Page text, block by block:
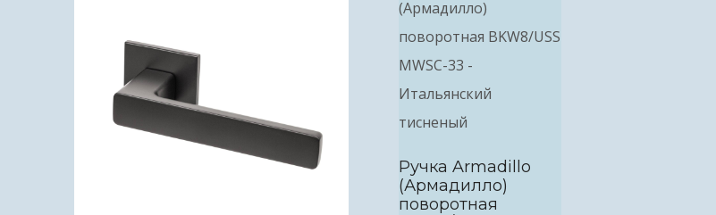
Ручка Armadillo
(Армадилло)
поворотная